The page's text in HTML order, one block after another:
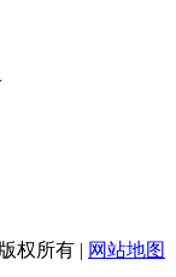
权所有 | 网站地图